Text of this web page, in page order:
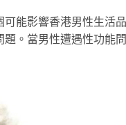
可能影響香港男性生活
題。當男性遭遇性功能